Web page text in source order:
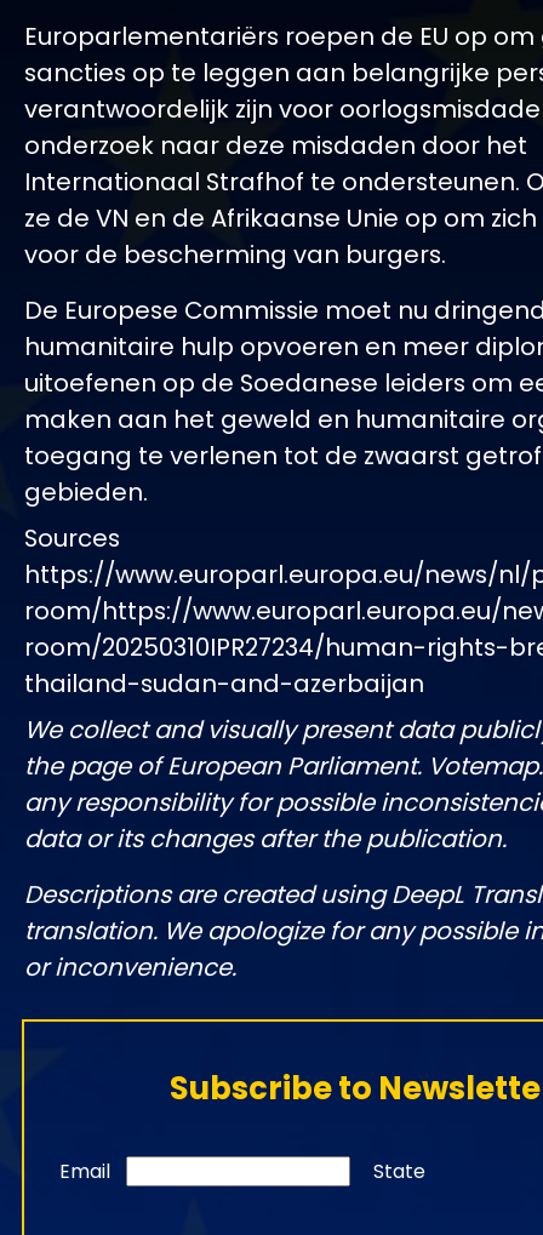
Europarlementariërs roepen de EU op
sancties op te leggen aan belangrijke
verantwoordelijk zijn voor
onderzoek naar deze misdaden door het
Internationaal Strafhof te ondersteunen.
ze de VN en de Afrikaanse Unie op om
voor de bescherming van burgers.
De Europese Commissie moet nu
humanitaire hulp opvoeren en meer
uitoefenen op de Soedanese leiders om
maken aan het geweld en humanitaire
toegang te verlenen tot de zwaarst
gebieden.
Sources
https://www.europarl.europa.eu/news/nl/
room/https://www.europarl.europa.eu/
room/20250310IPR27234/human-rights-
thailand-sudan-and-azerbaijan
We collect and visually present data
the page of European Parliament.
any responsibility for possible
data or its changes after the publication.
Descriptions are created using DeepL
translation. We apologize for any possible
or inconvenience.
Subscribe to
Email State